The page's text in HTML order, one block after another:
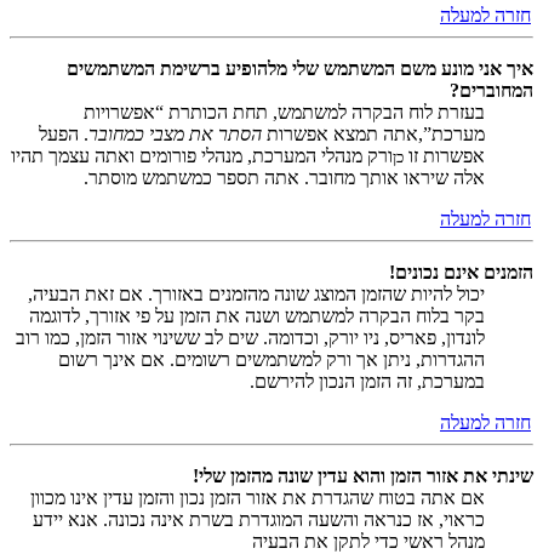
חזרה למעלה
איך אני מונע משם המשתמש שלי מלהופיע ברשימת המשתמשים
המחוברים?
בעזרת לוח הבקרה למשתמש, תחת הכותרת “אפשרויות
מערכת”,אתה תמצא אפשרות הסתר את מצבי כמחובר. הפעל
אפשרות זו כןורק מנהלי המערכת, מנהלי פורומים ואתה עצמך תהיו
אלה שיראו אותך מחובר. אתה תספר כמשתמש מוסתר.
חזרה למעלה
הזמנים אינם נכונים!
יכול להיות שהזמן המוצג שונה מהזמנים באזורך. אם זאת הבעיה,
בקר בלוח הבקרה למשתמש ושנה את הזמן על פי אזורך, לדוגמה
לונדון, פאריס, ניו יורק, וכדומה. שים לב ששינוי אזור הזמן, כמו רוב
ההגדרות, ניתן אך ורק למשתמשים רשומים. אם אינך רשום
במערכת, זה הזמן הנכון להירשם.
חזרה למעלה
שינתי את אזור הזמן והוא עדין שונה מהזמן שלי!
אם אתה בטוח שהגדרת את אזור הזמן נכון והזמן עדין אינו מכוון
כראוי, אז כנראה והשעה המוגדרת בשרת אינה נכונה. אנא יידע
מנהל ראשי כדי לתקן את הבעיה